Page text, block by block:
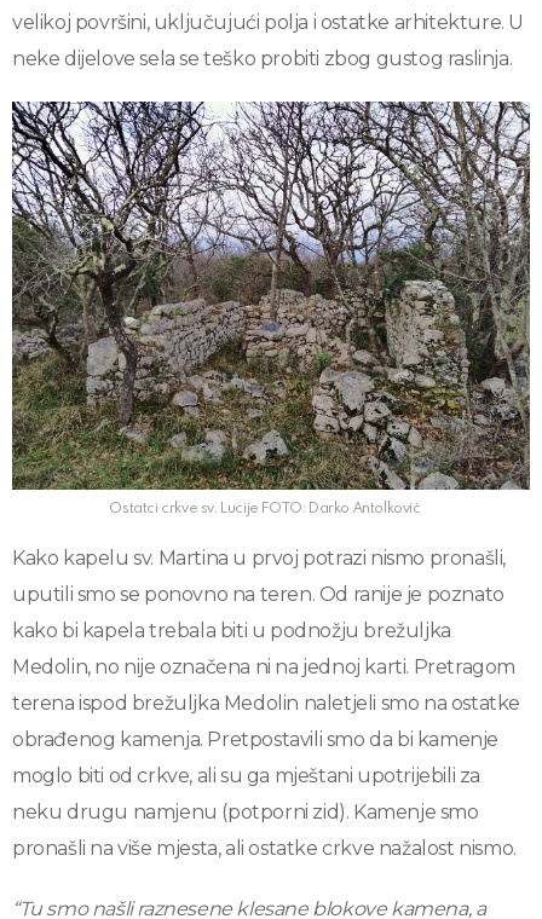
velikoj površini, uključujući polja i ostatke arhitekture. U
neke dijelove sela se teško probiti zbog gustog raslinja.
Ostatci crkve sv. Lucije FOTO: Darko Antolković
Kako kapelu sv. Martina u prvoj potrazi nismo pronašli,
uputili smo se ponovno na teren. Od ranije je poznato
kako bi kapela trebala biti u podnožju brežuljka
Medolin, no nije označena ni na jednoj karti. Pretragom
terena ispod brežuljka Medolin naletjeli smo na ostatke
obrađenog kamenja. Pretpostavili smo da bi kamenje
moglo biti od crkve, ali su ga mještani upotrijebili za
neku drugu namjenu (potporni zid). Kamenje smo
pronašli na više mjesta, ali ostatke crkve nažalost nismo.
“Tu smo našli raznesene klesane blokove kamena, a